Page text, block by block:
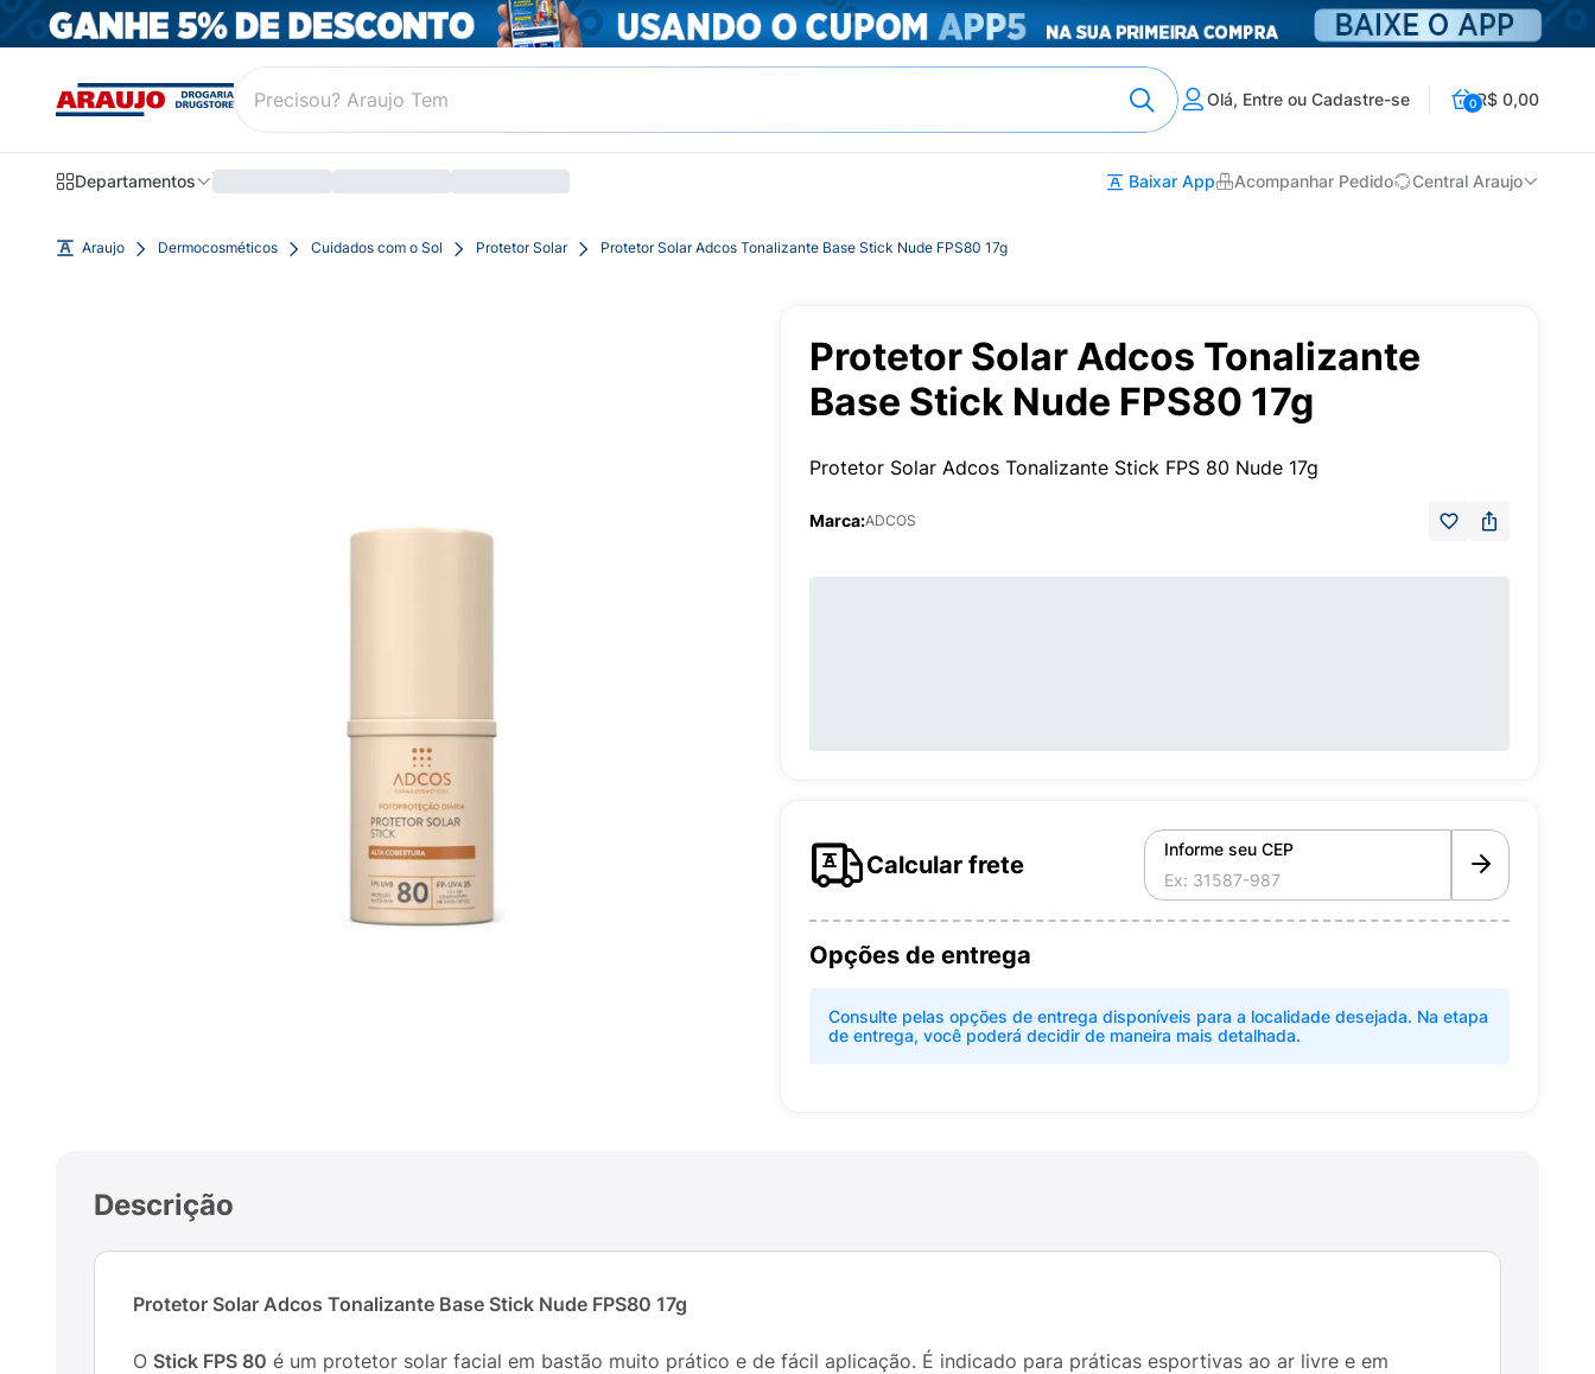
Olá, Entre ou Cadastre-se 0R$ 0,00
Departamentos Baixar App Acompanhar Pedido Central Araujo
Araujo Dermocosméticos Cuidados com o Sol Protetor Solar Protetor Solar Adcos Tonalizante Base Stick Nude FPS80 17g
Protetor Solar Adcos Tonalizante
Base Stick Nude FPS80 17g
Protetor Solar Adcos Tonalizante Stick FPS 80 Nude 17g
Marca:ADCOS
Calcular frete
Informe seu CEP
Opções de entrega
Consulte pelas opções de entrega disponíveis para a localidade desejada. Na etapa
de entrega, você poderá decidir de maneira mais detalhada.
Descrição
Protetor Solar Adcos Tonalizante Base Stick Nude FPS80 17g
O Stick FPS 80 é um protetor solar facial em bastão muito prático e de fácil aplicação. É indicado para práticas esportivas ao ar livre e em